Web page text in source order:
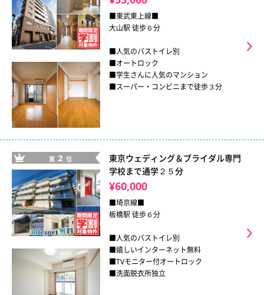
■東武東上線■
大山駅 徒歩６分
■人気のバストイレ別
■オートロック
■学生さんに人気のマンション
■スーパー・コンビニまで徒歩３分
第 2 位
東京ウェディング＆ブライダル専門
学校まで通学２５分
¥60,000
■埼京線■
板橋駅 徒歩６分
■人気のバストイレ別
■嬉しいインターネット無料
■TVモニター付オートロック
■洗面脱衣所独立